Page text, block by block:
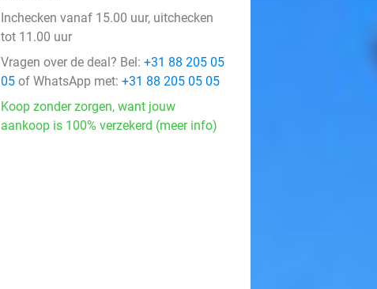
Inchecken vanaf 15.00 uur, uitchecken
tot 11.00 uur
Vragen over de deal? Bel: +31 88 205 05
05 of WhatsApp met: +31 88 205 05 05
Koop zonder zorgen, want jouw
aankoop is 100% verzekerd (meer info)